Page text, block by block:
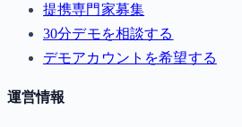
提携専門家募集
30分デモを相談する
デモアカウントを希望する
運営情報